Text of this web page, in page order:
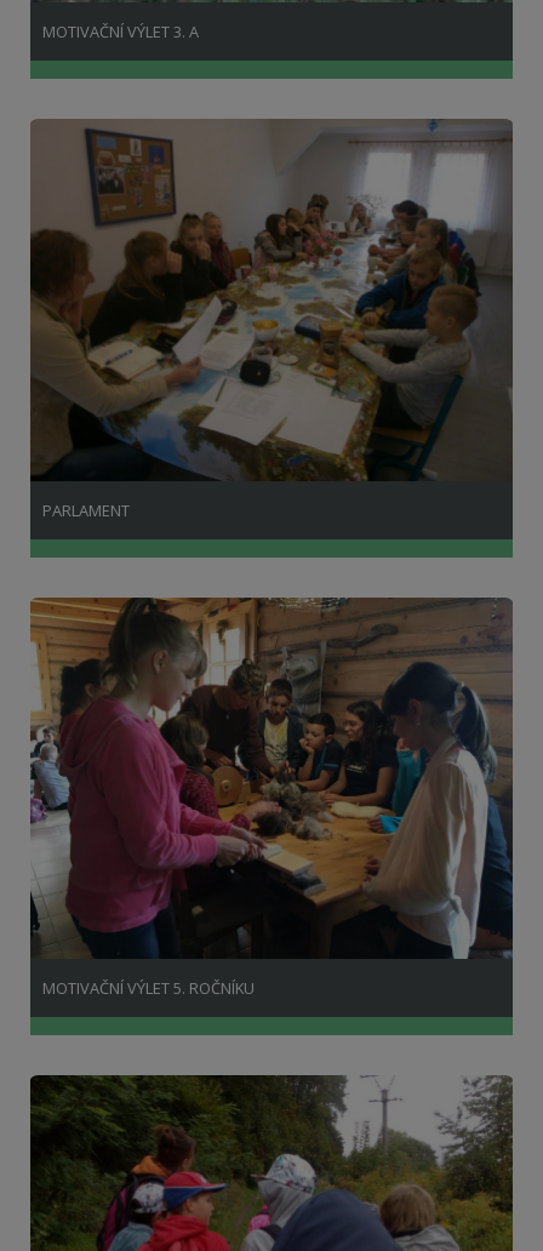
MOTIVAČNÍ VÝLET 3. A
PARLAMENT
MOTIVAČNÍ VÝLET 5. ROČNÍKU